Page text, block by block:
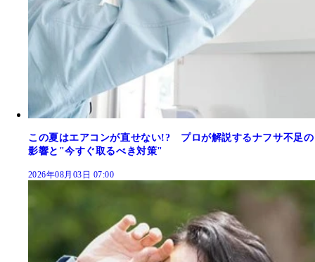
この夏はエアコンが直せない!? プロが解説するナフサ不足の
影響と"今すぐ取るべき対策"
2026年08月03日 07:00